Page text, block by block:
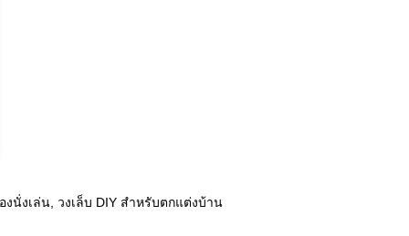
นั่งเล่น, วงเล็บ DIY สำหรับตกแต่งบ้าน